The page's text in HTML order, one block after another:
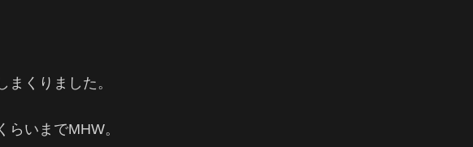
くりました。
いまでMHW。